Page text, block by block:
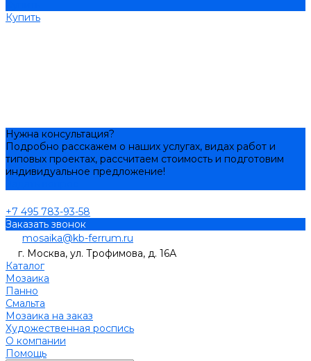
Купить
Нужна консультация?
Подробно расскажем о наших услугах, видах работ и
типовых проектах, рассчитаем стоимость и подготовим
индивидуальное предложение!
+7 495 783-93-58
Заказать звонок
mosaika@kb-ferrum.ru
г. Москва, ул. Трофимова, д. 16А
Каталог
Мозаика
Панно
Смальта
Мозаика на заказ
Художественная роспись
О компании
Помощь